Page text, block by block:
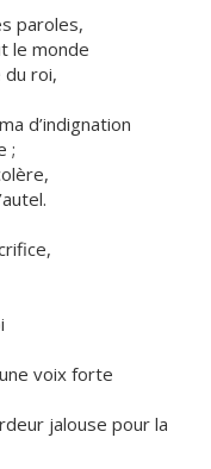
paroles,
le monde
du roi,
d’indignation
;
voix forte
jalouse pour la